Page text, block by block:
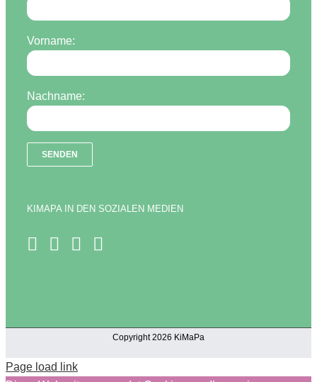
Vorname:
Nachname:
KIMAPA IN DEN SOZIALEN MEDIEN
Copyright 2026 KiMaPa
Page load link